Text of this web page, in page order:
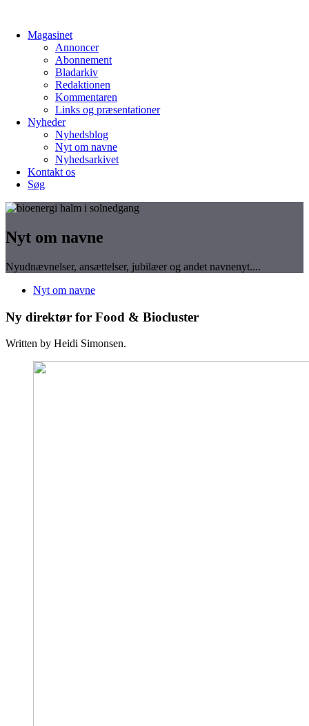
Magasinet
Annoncer
Abonnement
Bladarkiv
Redaktionen
Kommentaren
Links og præsentationer
Nyheder
Nyhedsblog
Nyt om navne
Nyhedsarkivet
Kontakt os
Søg
Magasinet
Annoncer
Abonnement
Bladarkiv
Redaktionen
Kommentaren
Links og præsentationer
Nyheder
Nyhedsblog
Nyt om navne
Nyhedsarkivet
Kontakt os
Søg
Nyt om navne
Nyudnævnelser, ansættelser, jubilæer og andet navnenyt....
Nyt om navne
Ny direktør for Food & Biocluster
Written by Heidi Simonsen.